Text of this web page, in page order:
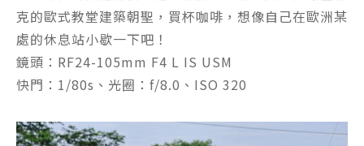
克的歐式教堂建築朝聖，買杯咖啡，想像自己在歐洲某
處的休息站小歇一下吧！
鏡頭：RF24-105mm F4 L IS USM
快門：1/80s、光圈：f/8.0、ISO 320